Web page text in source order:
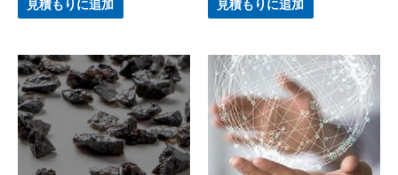
見積もりに追加 見積もりに追加